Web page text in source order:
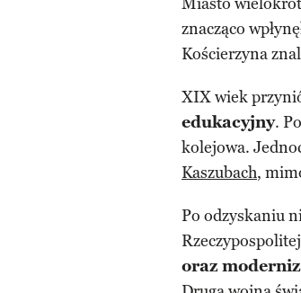
znacząco
Kościerzyna
XIX wiek
edukacyjny.
kolejowa.
Kaszubach,
Po odzyskaniu
oraz